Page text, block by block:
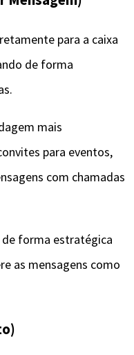
para a caixa
de forma
mais
para eventos,
com chamadas
forma estratégica
as mensagens como